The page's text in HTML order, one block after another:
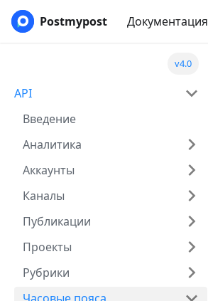
Postmypost Документация
v4.0
API
Введение
Аналитика
Аккаунты
Каналы
Публикации
Проекты
Рубрики